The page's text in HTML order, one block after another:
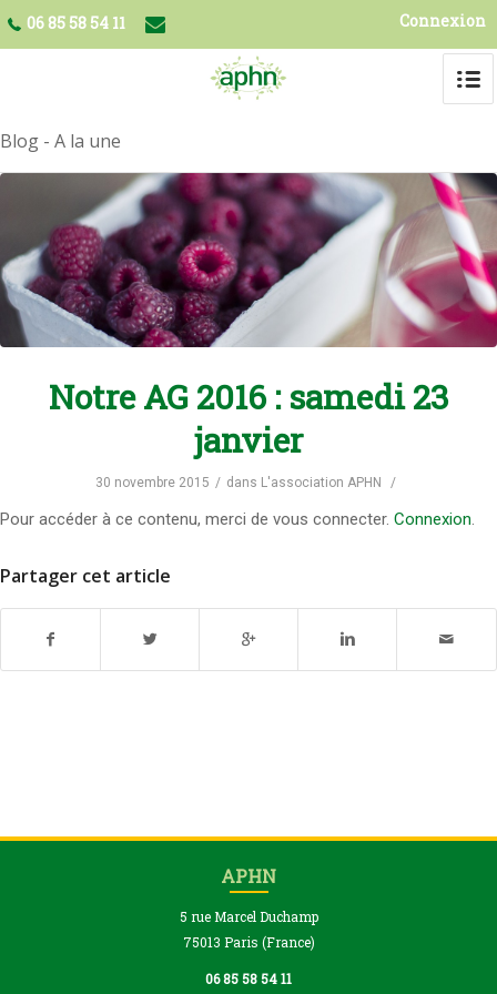
06 85 58 54 11 Connexion
Blog - A la une
Notre AG 2016 : samedi 23
janvier
30 novembre 2015 / dans L'association APHN /
Pour accéder à ce contenu, merci de vous connecter. Connexion.
Partager cet article
APHN
5 rue Marcel Duchamp
75013 Paris (France)
06 85 58 54 11